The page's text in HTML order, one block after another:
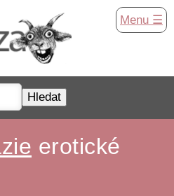
Menu ☰
erotické